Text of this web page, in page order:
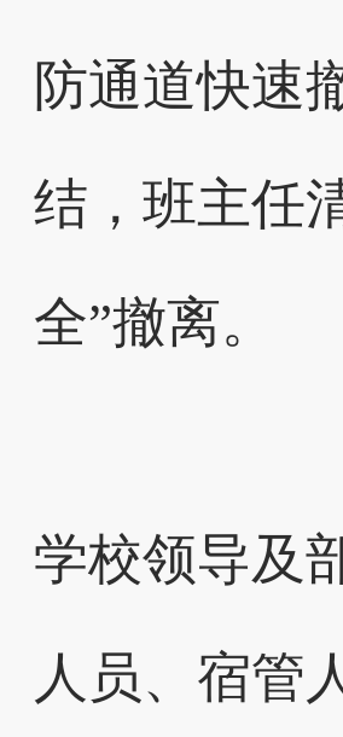
防通道快速
结，班主任
全”撤离。
学校领导及
人员、宿管